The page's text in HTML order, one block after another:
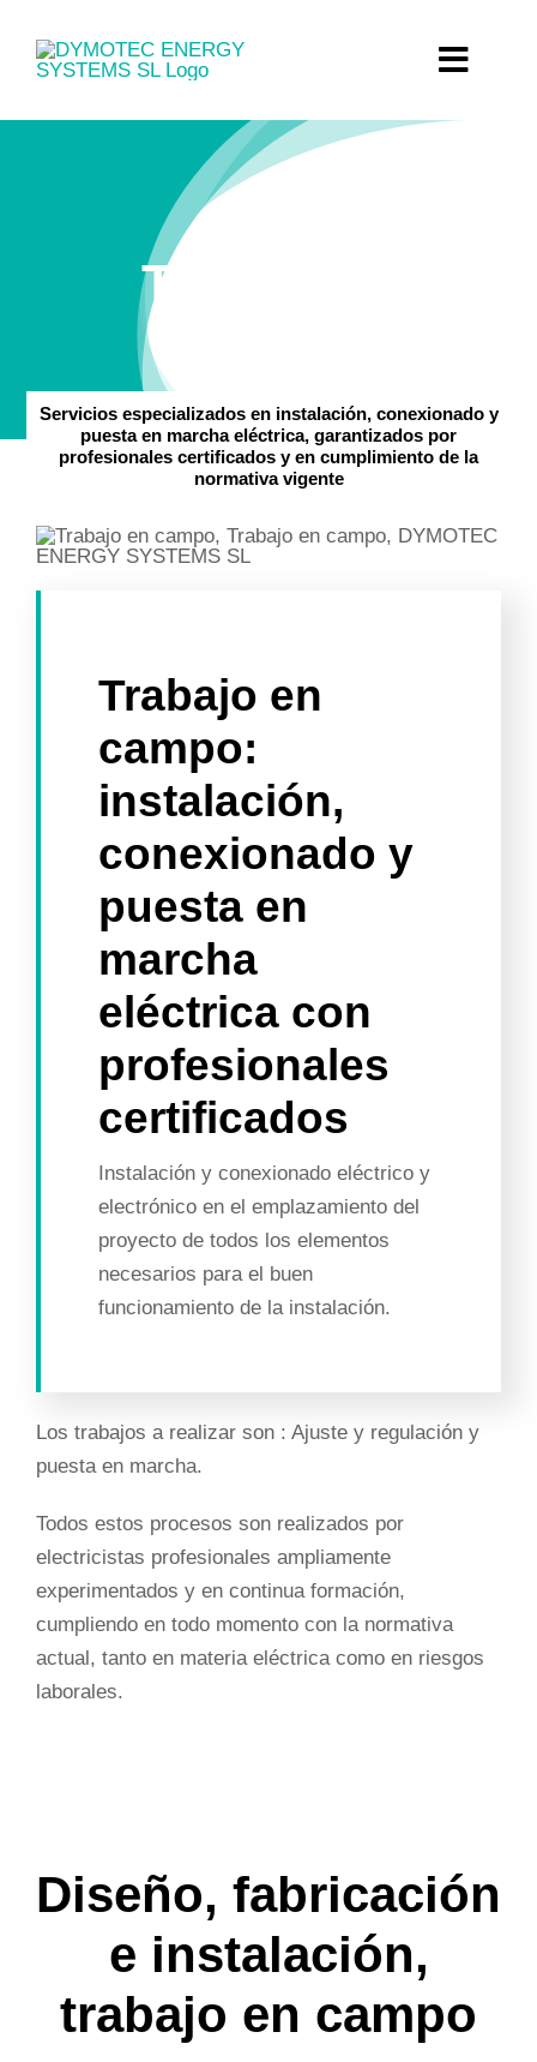
contenido
Noticias
Galería
Noticias
Galería
Trabajo en
Servicios especializados en instalación, conexionado y
puesta en marcha eléctrica, garantizados por
profesionales certificados y en cumplimiento de la
normativa vigente
Trabajo en
campo:
instalación,
conexionado y
puesta en
marcha
eléctrica con
profesionales
certificados
Instalación y conexionado eléctrico y
electrónico en el emplazamiento del
proyecto de todos los elementos
necesarios para el buen
funcionamiento de la instalación.
Los trabajos a realizar son : Ajuste y regulación y
puesta en marcha.
Todos estos procesos son realizados por
electricistas profesionales ampliamente
experimentados y en continua formación,
cumpliendo en todo momento con la normativa
actual, tanto en materia eléctrica como en riesgos
laborales.
Diseño, fabricación
e instalación,
trabajo en campo